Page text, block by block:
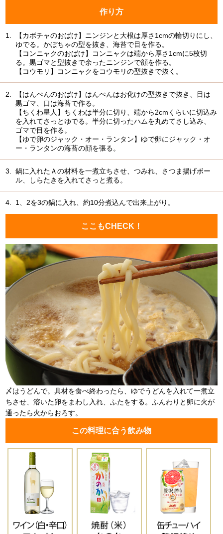
作り方
1.
【カボチャのおばけ】ニンジンと大根は厚さ1cmの輪切りにし、
ゆでる。かぼちゃの型を抜き、海苔で目を作る。
【コンニャクのおばけ】コンニャクは端から厚さ1cmに5枚切
る。黒ゴマと型抜きで余ったニンジンで顔を作る。
【コウモリ】コンニャクをコウモリの型抜きで抜く。
2.
【はんぺんのおばけ】はんぺんはお化けの型抜きで抜き、目は
黒ゴマ、口は海苔で作る。
【ちくわ星人】ちくわは半分に切り、端から2cmくらいに切込み
を入れてさっとゆでる。半分に切ったハムを丸めてさし込み、
ゴマで目を作る。
【ゆで卵のジャック・オー・ランタン】ゆで卵にジャック・オ
ー・ランタンの海苔の顔を張る。
3.
鍋に入れたＡの材料を一煮立ちさせ、つみれ、さつま揚げボー
ル、しらたきを入れてさっと煮る。
4. 1、2を3の鍋に入れ、約10分煮込んで出来上がり。
ここもCHECK！
〆はうどんで。具材を食べ終わったら、ゆでうどんを入れて一煮立
ちさせ、溶いた卵をまわし入れ、ふたをする。ふんわりと卵に火が
通ったら火からおろす。
この料理に合う飲み物